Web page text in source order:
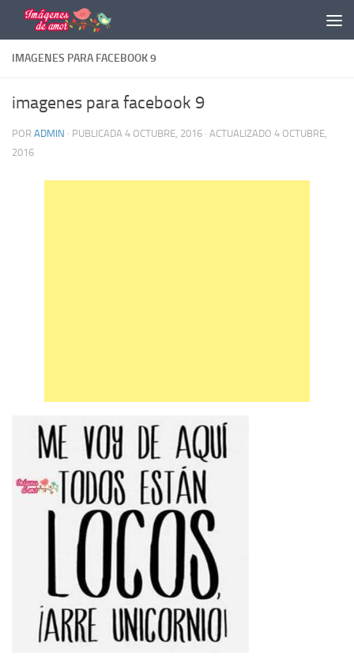
Saltar al contenido
IMAGENES PARA FACEBOOK 9
imagenes para facebook 9
POR ADMIN · PUBLICADA 4 OCTUBRE, 2016 · ACTUALIZADO 4 OCTUBRE,
2016